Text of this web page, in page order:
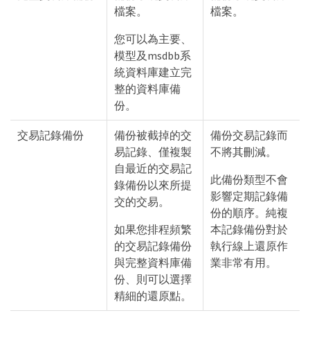
檔案。
您可以為主要、
模型及msdbb系
統資料庫建立完
整的資料庫備
份。
檔案。
交易記錄備份
備份被截掉的交
易記錄、僅複製
自最近的交易記
錄備份以來所提
交的交易。
如果您排程頻繁
的交易記錄備份
與完整資料庫備
份、則可以選擇
精細的還原點。
備份交易記錄而
不將其刪減。
此備份類型不會
影響定期記錄備
份的順序。純複
本記錄備份對於
執行線上還原作
業非常有用。